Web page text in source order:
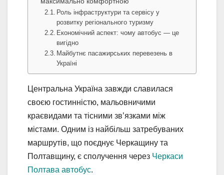
Роль інфраструктури та сервісу у
розвитку регіонального туризму
Економічний аспект: чому автобус — це
вигідно
Майбутнє пасажирських перевезень в
Україні
Центральна Україна завжди славилася
своєю гостинністю, мальовничими
краєвидами та тісними зв’язками між
містами. Одним із найбільш затребуваних
маршрутів, що поєднує Черкащину та
Полтавщину, є сполучення через Черкаси
Полтава автобус.